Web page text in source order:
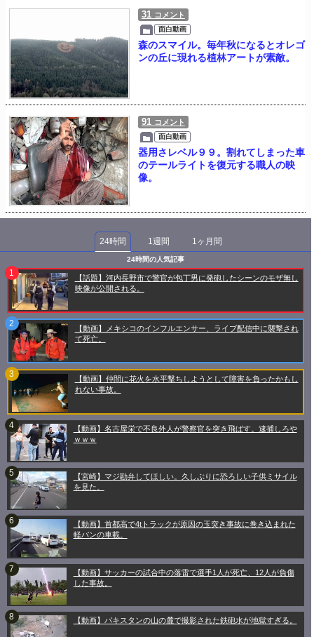
31 コメント
面白動画
森のスマイル。毎年秋になるとオレゴ
ンの丘に現れる植林アートが素敵。
91 コメント
面白動画
器用さレベル９９。割れてしまった車
のテールライトを復元する職人の映
像。
24時間 1週間 1ヶ月間
24時間の人気記事
【話題】河内長野市で警官が包丁男に発砲したシーンのモザ無し
映像が公開される。
【動画】メキシコのインフルエンサー、ライブ配信中に襲撃され
て死亡。
【動画】仲間に花火を水平撃ちしようとして障害を負ったかもし
れない事故。
【動画】名古屋栄で不良外人が警察官を突き飛ばす。逮捕しろや
ｗｗｗ
【宮崎】マジ勘弁してほしい。久しぶりに恐ろしい子供ミサイル
を見た。
【動画】首都高で4tトラックが原因の玉突き事故に巻き込まれた
軽バンの車載。
【動画】サッカーの試合中の落雷で選手1人が死亡、12人が負傷
した事故。
【動画】パキスタンの山の麓で撮影された鉄砲水が地獄すぎる。